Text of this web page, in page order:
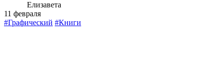
Елизавета
11 февраля
#Графический #Книги